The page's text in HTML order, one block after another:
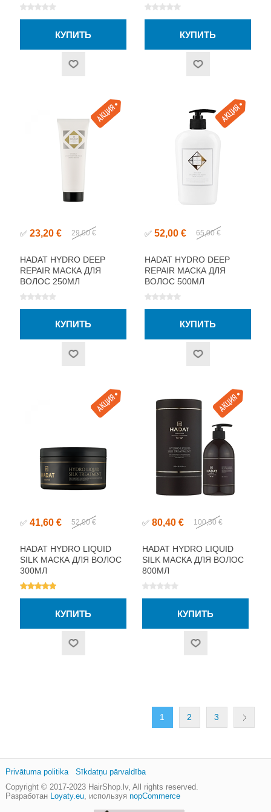
✅ 23,20 € 29,00 €
HADAT HYDRO DEEP
REPAIR МАСКА ДЛЯ
ВОЛОС 250МЛ
✅ 52,00 € 65,00 €
HADAT HYDRO DEEP
REPAIR МАСКА ДЛЯ
ВОЛОС 500МЛ
✅ 41,60 € 52,00 €
HADAT HYDRO LIQUID
SILK МАСКА ДЛЯ ВОЛОС
300МЛ
✅ 80,40 € 100,50 €
HADAT HYDRO LIQUID
SILK МАСКА ДЛЯ ВОЛОС
800МЛ
1 2 3
Copyright © 2017-2023 HairShop.lv, All rights reserved.
Разработан Loyaty.eu, используя nopCommerce
Privātuma politika Sīkdatņu pārvaldība